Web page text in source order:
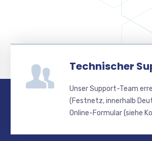
Technischer
Unser Support-Team
(Festnetz, innerhalb
Online-Formular (siehe